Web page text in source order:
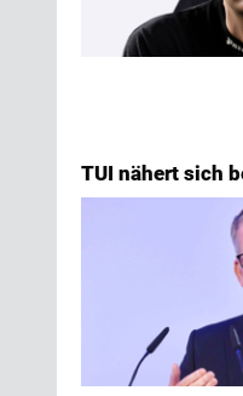
TUI nähert sich